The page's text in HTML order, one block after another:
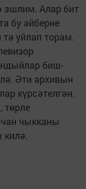
эшлим. Алар бит
бу әйберне
уйлап торам.
биш-
Әти архивын
күрсәтелгән.
төрле
чыкканы
килә.